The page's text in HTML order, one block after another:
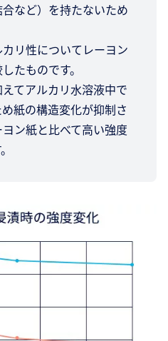
など）を持たないため
リ性についてレーヨン
たものです。
てアルカリ水溶液中で
紙の構造変化が抑制さ
ン紙と比べて高い強度